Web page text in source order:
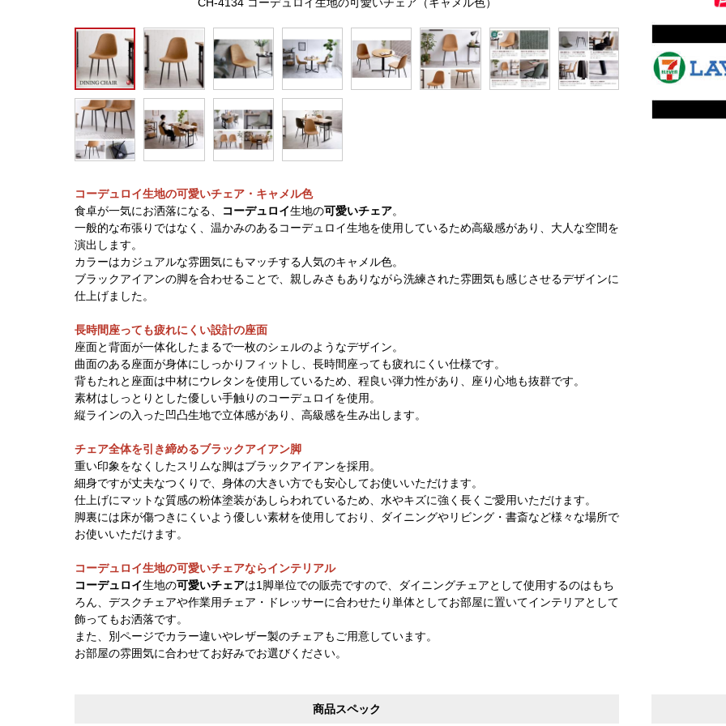
コーデュロイ生地の可愛いチェア・キャメル色
食卓が一気にお洒落になる、
コーデュロイ生地の可愛いチェア。
一般的な布張りではなく、温かみのあるコーデュロイ生地を使用しているため高級感があり、大人な空間を
演出します。
カラーはカジュアルな雰囲気にもマッチする人気のキャメル色。
ブラックアイアンの脚を合わせることで、親しみさもありながら洗練された雰囲気も感じさせるデザインに
仕上げました。
長時間座っても疲れにくい設計の座面
座面と背面が一体化したまるで一枚のシェルのようなデザイン。
曲面のある座面が身体にしっかりフィットし、長時間座っても疲れにくい仕様です。
背もたれと座面は中材にウレタンを使用しているため、程良い弾力性があり、座り心地も抜群です。
素材はしっとりとした優しい手触りのコーデュロイを使用。
縦ラインの入った凹凸生地で立体感があり、高級感を生み出します。
チェア全体を引き締めるブラックアイアン脚
重い印象をなくしたスリムな脚はブラックアイアンを採用。
細身ですが丈夫なつくりで、身体の大きい方でも安心してお使いいただけます。
仕上げにマットな質感の粉体塗装があしらわれているため、水やキズに強く長くご愛用いただけます。
脚裏には床が傷つきにくいよう優しい素材を使用しており、ダイニングやリビング・書斎など様々な場所で
お使いいただけます。
コーデュロイ生地の可愛いチェアならインテリアル
コーデュロイ生地の可愛いチェアは1脚単位での販売ですので、ダイニングチェアとして使用するのはもち
ろん、デスクチェアや作業用チェア・ドレッサーに合わせたり単体としてお部屋に置いてインテリアとして
飾ってもお洒落です。
また、別ページでカラー違いやレザー製のチェアもご用意しています。
お部屋の雰囲気に合わせてお好みでお選びください。
商品スペック